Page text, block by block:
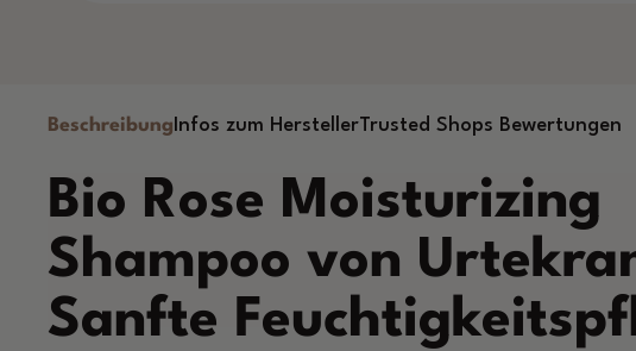
Beschreibung Infos zum HerstellerTrusted Shops Bewertungen
Bio Rose Moisturizing
Shampoo von
Sanfte